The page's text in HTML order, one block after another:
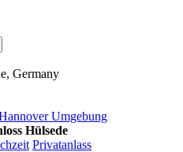
Germany
Umgebung
Hülsede
Privatanlass